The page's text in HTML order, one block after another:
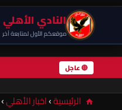
النادي الأهلي
موقعكم الأول لمتابعة آخر
🔴 عاجل
الرئيسية›اخبار الأهلي›